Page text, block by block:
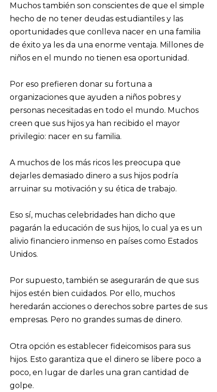
Muchos también son conscientes de que el simple
hecho de no tener deudas estudiantiles y las
oportunidades que conlleva nacer en una familia
de éxito ya les da una enorme ventaja. Millones de
niños en el mundo no tienen esa oportunidad.
Por eso prefieren donar su fortuna a
organizaciones que ayuden a niños pobres y
personas necesitadas en todo el mundo. Muchos
creen que sus hijos ya han recibido el mayor
privilegio: nacer en su familia.
A muchos de los más ricos les preocupa que
dejarles demasiado dinero a sus hijos podría
arruinar su motivación y su ética de trabajo.
Eso sí, muchas celebridades han dicho que
pagarán la educación de sus hijos, lo cual ya es un
alivio financiero inmenso en países como Estados
Unidos.
Por supuesto, también se asegurarán de que sus
hijos estén bien cuidados. Por ello, muchos
heredarán acciones o derechos sobre partes de sus
empresas. Pero no grandes sumas de dinero.
Otra opción es establecer fideicomisos para sus
hijos. Esto garantiza que el dinero se libere poco a
poco, en lugar de darles una gran cantidad de
golpe.